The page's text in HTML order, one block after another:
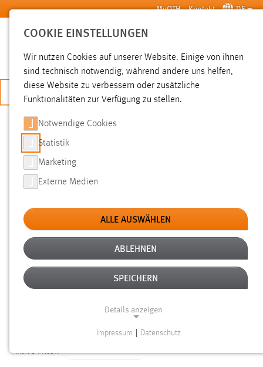
Zum Hauptinhalt springen MyOTH Kontakt DE
SUCHE
JETZT BEWERBEN
SUCHE
FILTER
Typ
Erstellungsdatum
Alter
Aktive Filter:
COOKIE EINSTELLUNGEN
Wir nutzen Cookies auf unserer Website. Einige von ihnen
sind technisch notwendig, während andere uns helfen,
diese Website zu verbessern oder zusätzliche
Funktionalitäten zur Verfügung zu stellen.
Notwendige Cookies
Statistik
Marketing
Externe Medien
ALLE AUSWÄHLEN
ABLEHNEN
SPEICHERN
Details anzeigen
Impressum Datenschutz